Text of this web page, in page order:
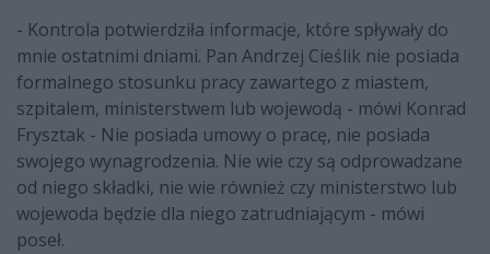
- Kontrola potwierdziła informacje, które spływały do
mnie ostatnimi dniami. Pan Andrzej Cieślik nie posiada
formalnego stosunku pracy zawartego z miastem,
szpitalem, ministerstwem lub wojewodą - mówi Konrad
Frysztak - Nie posiada umowy o pracę, nie posiada
swojego wynagrodzenia. Nie wie czy są odprowadzane
od niego składki, nie wie również czy ministerstwo lub
wojewoda będzie dla niego zatrudniającym - mówi
poseł.